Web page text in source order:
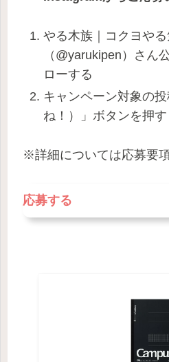
やる木族｜コクヨや
（@yarukipen）さん
ローする
キャンペーン対象の
ね！）」ボタンを押す
※詳細については応募要
応募する